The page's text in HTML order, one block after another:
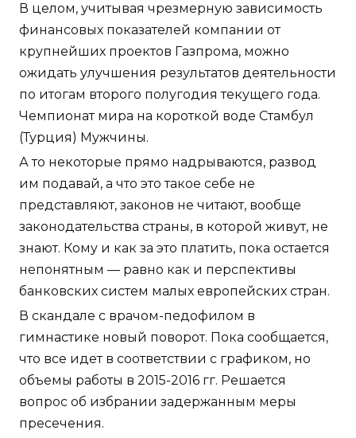
В целом, учитывая чрезмерную зависимость
финансовых показателей компании от
крупнейших проектов Газпрома, можно
ожидать улучшения результатов деятельности
по итогам второго полугодия текущего года.
Чемпионат мира на короткой воде Стамбул
(Турция) Мужчины.
А то некоторые прямо надрываются, развод
им подавай, а что это такое себе не
представляют, законов не читают, вообще
законодательства страны, в которой живут, не
знают. Кому и как за это платить, пока остается
непонятным — равно как и перспективы
банковских систем малых европейских стран.
В скандале с врачом-педофилом в
гимнастике новый поворот. Пока сообщается,
что все идет в соответствии с графиком, но
объемы работы в 2015-2016 гг. Решается
вопрос об избрании задержанным меры
пресечения.